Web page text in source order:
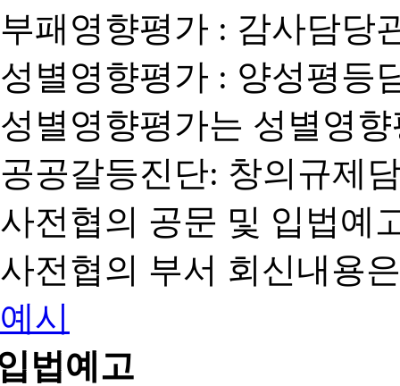
부패영향평가 : 감사담당
성별영향평가 : 양성평등
성별영향평가는 성별영
공공갈등진단: 창의규제
사전협의 공문 및 입법예
사전협의 부서 회신내용
예시
법예고